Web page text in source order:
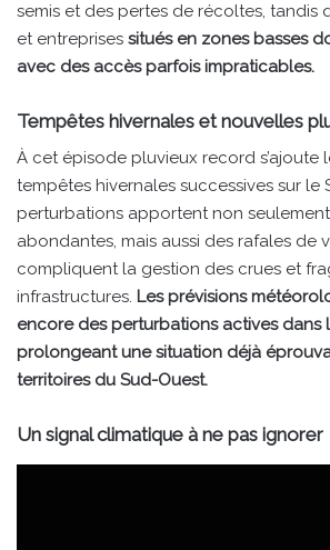
semis et des pertes de récoltes, tandis
et entreprises situés en zones basses
avec des accès parfois impraticables.
Tempêtes hivernales et nouvelles
À cet épisode pluvieux record s’ajoute
tempêtes hivernales successives sur le
perturbations apportent non
abondantes, mais aussi des rafales de
compliquent la gestion des crues et
infrastructures. Les prévisions
encore des perturbations actives dans
prolongeant une situation déjà
territoires du Sud-Ouest.
Un signal climatique à ne pas ignorer